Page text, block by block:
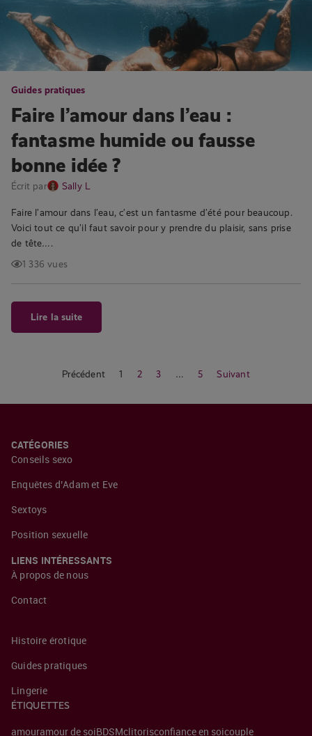
Guides pratiques
Faire l’amour dans l’eau :
fantasme humide ou fausse
bonne idée ?
Écrit par Sally L
Faire l’amour dans l’eau, c’est un fantasme d’été pour beaucoup.
Voici tout ce qu’il faut savoir pour y prendre du plaisir, sans prise
de tête….
1 336 vues
Lire la suite
Précédent 1 2 3 … 5 Suivant
CATÉGORIES
Conseils sexo
Enquêtes d’Adam et Eve
Sextoys
Position sexuelle
LIENS INTÉRESSANTS
À propos de nous
Contact
Histoire érotique
Guides pratiques
Lingerie
ÉTIQUETTES
amouramour de soiBDSMclitorisconfiance en soicouple